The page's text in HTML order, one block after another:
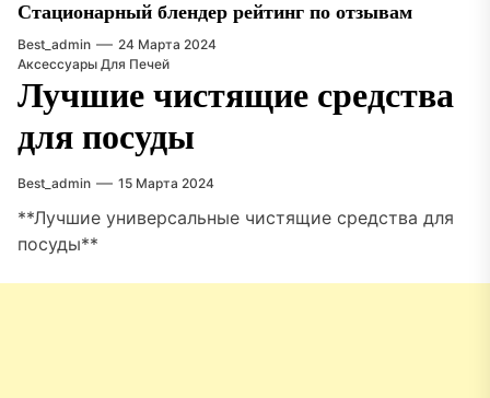
Стационарный блендер рейтинг по отзывам
Best_admin
24 Марта 2024
Аксессуары Для Печей
Лучшие чистящие средства
для посуды
Best_admin 15 Марта 2024
**Лучшие универсальные чистящие средства для
посуды**